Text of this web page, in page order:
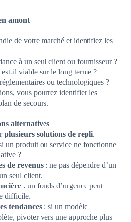
amont
de votre marché et identifiez les
à un seul client ou fournisseur ?
il viable sur le long terme ?
ou technologiques ?
vous pourrez identifier les
de secours.
alternatives
plusieurs solutions de repli.
un produit ou service ne fonctionne
?
de revenus : ne pas dépendre d’un
seul client.
: un fonds d’urgence peut
difficile.
tendances : si un modèle
pivoter vers une approche plus